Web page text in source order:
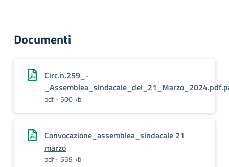
Documenti
Circ.n.259_-
pdf - 500 kb
Convocazione_assemblea_sindacale 21
marzo
pdf - 559 kb